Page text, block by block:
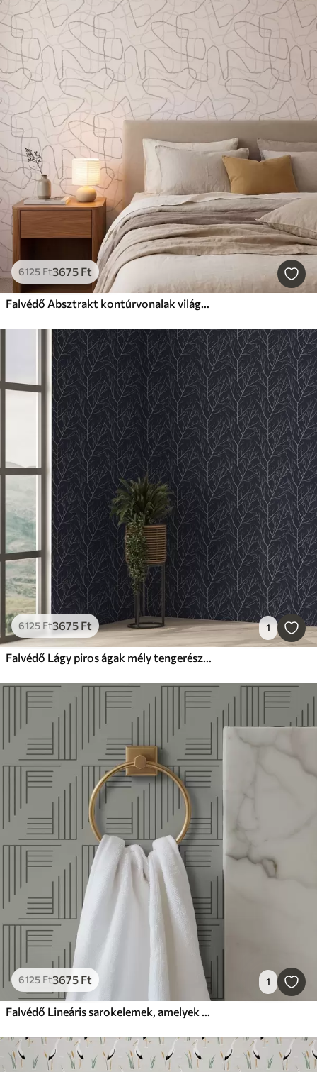
6125Ft3675 Ft
Falvédő Absztrakt kontúrvonalak világos háttér előtt
6125Ft3675 Ft 1
Falvédő Lágy piros ágak mély tengerészkék háttéren
6125Ft3675 Ft 1
Falvédő Lineáris sarokelemek, amelyek meleg szürke négyzeteket alkotnak